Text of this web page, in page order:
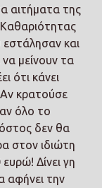
αιτήματα της
Καθαριότητας
και
να μείνουν τα
ότι κάνει
Αν κρατούσε
όλο το
δεν θα
στον ιδιώτη
Δίνει γη
αφήνει την